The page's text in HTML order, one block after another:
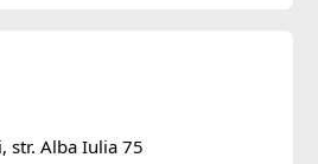
str. Alba Iulia 75